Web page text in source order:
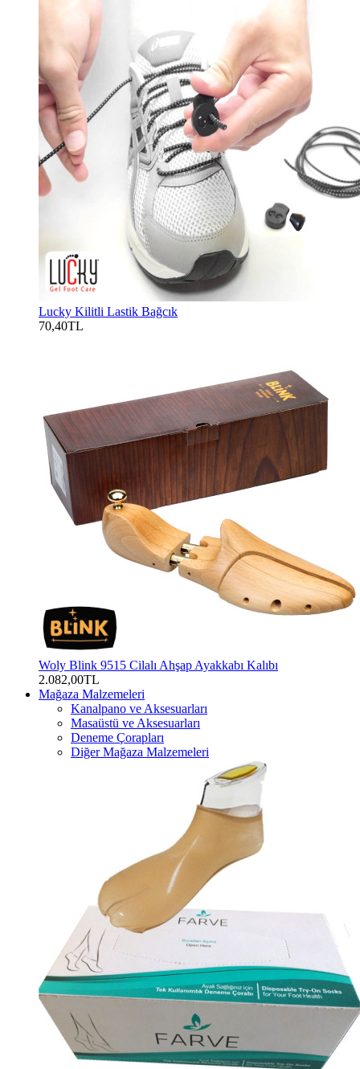
Lucky Kilitli Lastik Bağcık
70,40TL
Woly Blink 9515 Cilalı Ahşap Ayakkabı Kalıbı
2.082,00TL
Mağaza Malzemeleri
Kanalpano ve Aksesuarları
Masaüstü ve Aksesuarları
Deneme Çorapları
Diğer Mağaza Malzemeleri